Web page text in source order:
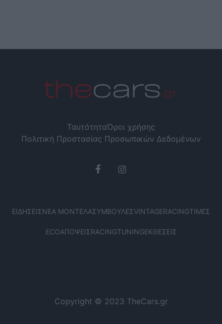
ΤαυτότηταΌροι χρήσης
Πολιτική Προστασίας Προσωπικών Δεδομένων
ΕΙΔΉΣΕΙΣΝΈΑ ΜΟΝΤΈΛΑΣΥΜΒΟΥΛΈΣVINTAGERACINGΤΙΜΈΣ
ECOΑΠΌΨΕΙΣRACINGTUNINGΕΚΘΈΣΕΙΣ
Copyright © 2023 TheCars.gr